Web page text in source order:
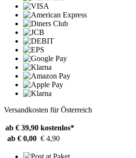
Versandkosten für Österreich
ab € 39,90 kostenlos*
ab € 0,00 € 4,90